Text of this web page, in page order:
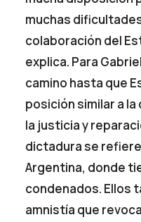
muchas
colaboración del
explica. Para
camino hasta que
posición similar a la
la justicia y
dictadura se
Argentina, donde
condenados. Ellos
amnistía que